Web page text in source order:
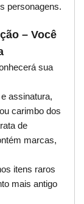
personagens.
– Você
sua
assinatura,
carimbo dos
de
marcas,
itens raros
mais antigo